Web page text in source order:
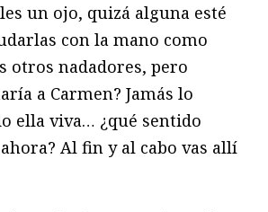
un ojo, quizá alguna esté
con la mano como
otros nadadores, pero
a Carmen? Jamás lo
ella viva… ¿qué sentido
Al fin y al cabo vas allí